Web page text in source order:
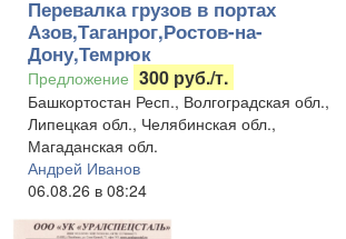
Перевалка грузов в портах
Азов,Таганрог,Ростов-на-
Дону,Темрюк
Предложение 300 руб./т.
Башкортостан Респ., Волгоградская обл.,
Липецкая обл., Челябинская обл.,
Магаданская обл.
Андрей Иванов
06.08.26 в 08:24